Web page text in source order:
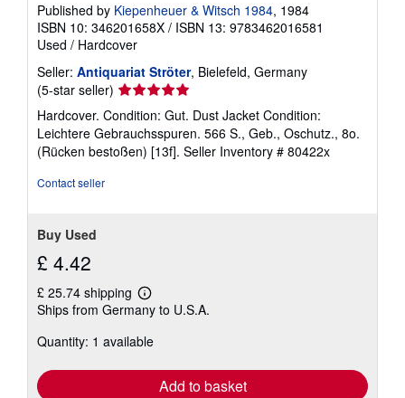
Published by Kiepenheuer & Witsch 1984, 1984
ISBN 10: 346201658X / ISBN 13: 9783462016581
Used / Hardcover
Seller: Antiquariat Ströter, Bielefeld, Germany
(5-star seller) Seller
rating
5
out
of
Hardcover. Condition: Gut. Dust Jacket Condition:
Leichtere Gebrauchsspuren. 566 S., Geb., Oschutz., 8o.
(Rücken bestoßen) [13f]. Seller Inventory # 80422x
Contact seller
Buy Used
£ 4.42
£ 25.74 shipping
Learn
more
shipping
Ships from Germany to U.S.A.
Quantity: 1 available
Add to basket